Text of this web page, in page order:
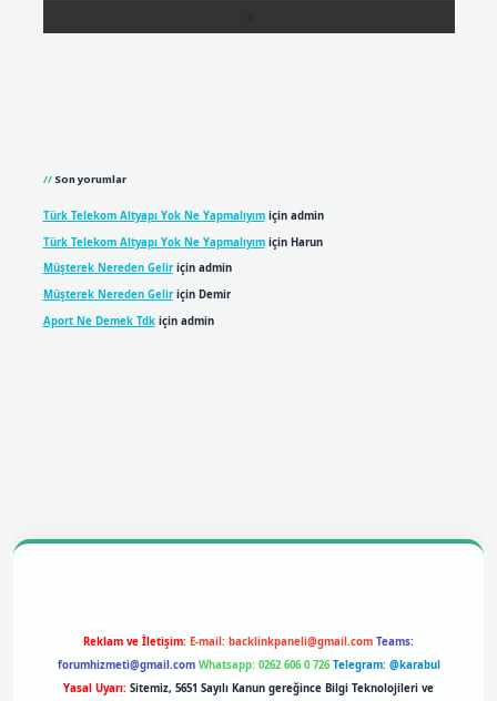
Son yorumlar
Türk Telekom Altyapı Yok Ne Yapmalıyımiçin admin
Türk Telekom Altyapı Yok Ne Yapmalıyımiçin Harun
Müşterek Nereden Geliriçin admin
Müşterek Nereden Geliriçin Demir
Aport Ne Demek Tdkiçin admin
Reklam ve İletişim: E-mail: backlinkpaneli@gmail.com Teams:
forumhizmeti@gmail.com Whatsapp: 0262 606 0 726 Telegram: @karabul
Yasal Uyarı: Sitemiz, 5651 Sayılı Kanun gereğince Bilgi Teknolojileri ve